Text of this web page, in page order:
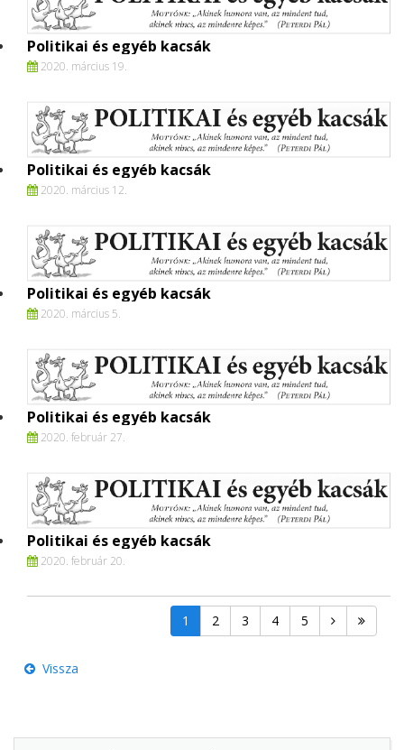
Politikai és egyéb kacsák
2020. március 19.
Politikai és egyéb kacsák
2020. március 12.
Politikai és egyéb kacsák
2020. március 5.
Politikai és egyéb kacsák
2020. február 27.
Politikai és egyéb kacsák
2020. február 20.
1 2 3 4 5
Vissza